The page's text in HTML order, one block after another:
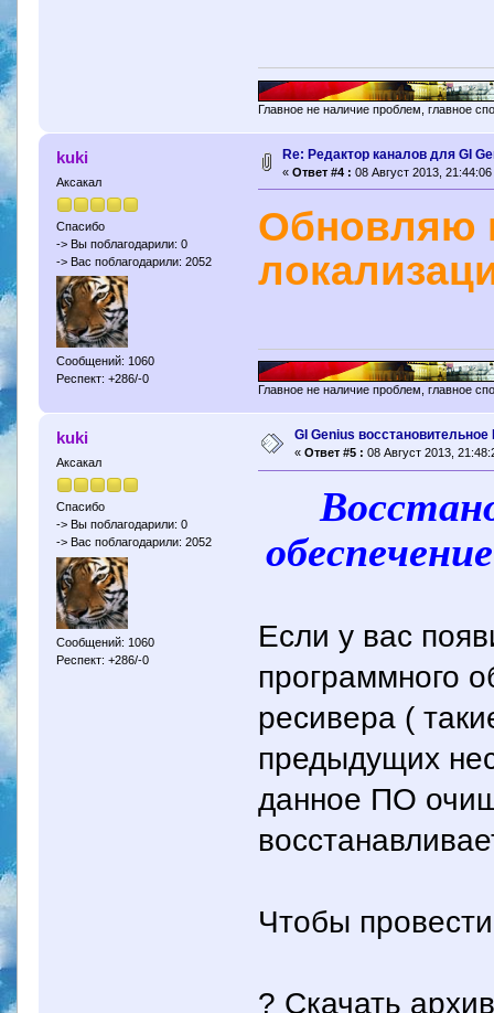
Главное не наличие проблем, главное
kuki
Аксакал
Спасибо
-> Вы поблагодарили: 0
-> Вас поблагодарили: 2052
Сообщений: 1060
Респект: +286/-0
Re: Редактор каналов для GI
« Ответ #4 : 08 Август 2013, 21:44:06
Обновляю
Главное не наличие проблем, главное
kuki
Аксакал
Спасибо
-> Вы поблагодарили: 0
-> Вас поблагодарили: 2052
Сообщений: 1060
Респект: +286/-0
GI Genius
« Ответ #5 : 08 Август 2013,
Если у вас
программного
ресивера (
предыдущих
данное ПО
Чтобы
? Скачать